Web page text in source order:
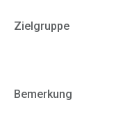
Zielgruppe
Bemerkung